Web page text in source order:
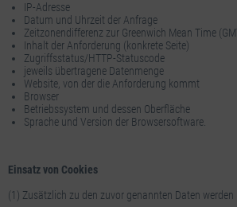
IP-Adresse
Datum und Uhrzeit der Anfrage
Zeitzonendifferenz zur Greenwich Mean Time
Inhalt der Anforderung (konkrete Seite)
Zugriffsstatus/HTTP-Statuscode
jeweils übertragene Datenmenge
Website, von der die Anforderung kommt
Browser
Betriebssystem und dessen Oberfläche
Sprache und Version der Browsersoftware.
Einsatz von Cookies
(1) Zusätzlich zu den zuvor genannten Daten